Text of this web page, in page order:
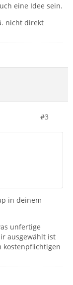
eine Idee sein.
nicht direkt
#3
in deinem
unfertige
ausgewählt ist
kostenpflichtigen